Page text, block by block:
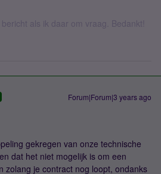
als ik daar om vraag. Bedankt!
Forum|Forum|3 years ago
gekregen van onze technische
dat het niet mogelijk is om een
zolang je contract nog loopt, ondanks